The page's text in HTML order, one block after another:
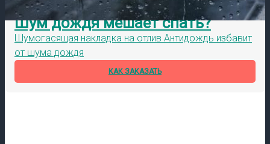
Шум дождя мешает спать?
Шумогасящая накладка на отлив Антидождь избавит
от шума дождя
КАК ЗАКАЗАТЬ